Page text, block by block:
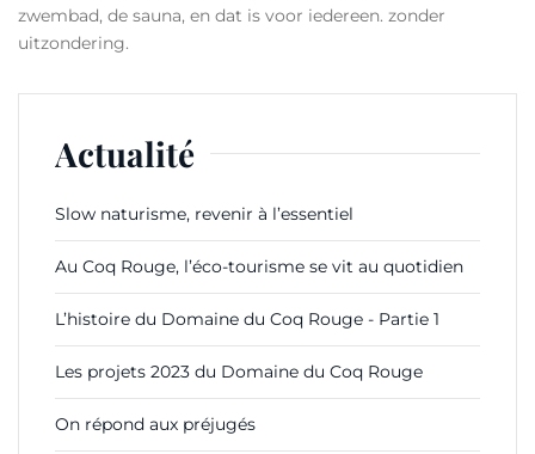
zwembad, de sauna, en dat is voor iedereen. zonder
uitzondering.
Actualité
Slow naturisme, revenir à l’essentiel
Au Coq Rouge, l’éco-tourisme se vit au quotidien
L’histoire du Domaine du Coq Rouge - Partie 1
Les projets 2023 du Domaine du Coq Rouge
On répond aux préjugés